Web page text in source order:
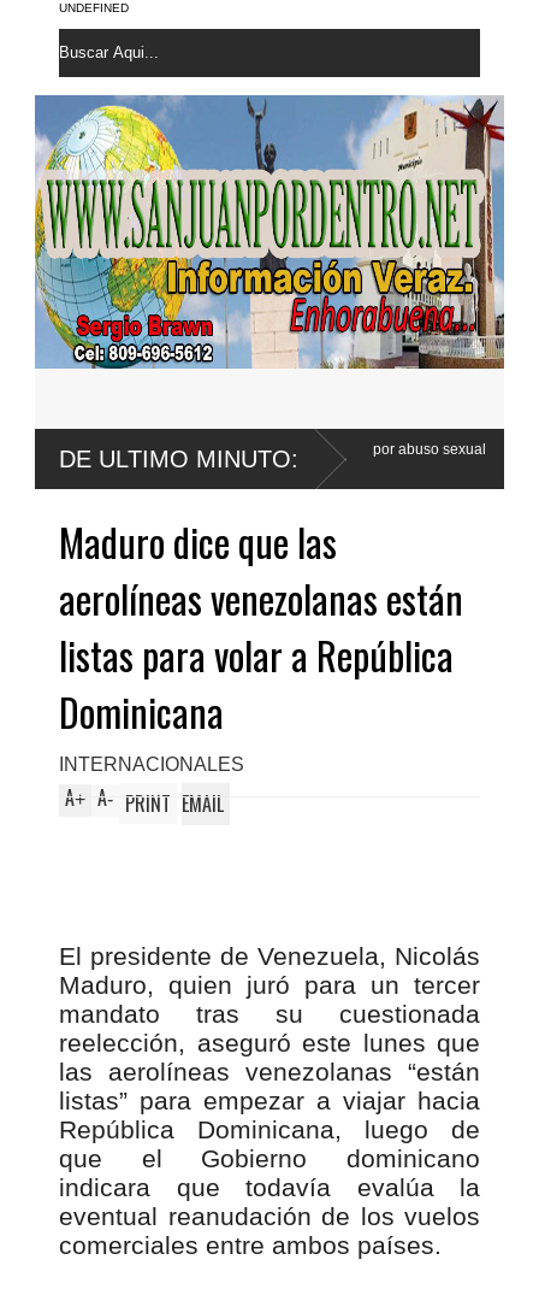
UNDEFINED
DE ULTIMO MINUTO:
Wander Franco apela sentencia por abuso sexual
Poder Ejecutivo
Maduro dice que las
aerolíneas venezolanas están
listas para volar a República
Dominicana
INTERNACIONALES
A+ A- PRINT EMAIL
El presidente de Venezuela, Nicolás
Maduro, quien juró para un tercer
mandato tras su cuestionada
reelección, aseguró este lunes que
las aerolíneas venezolanas “están
listas” para empezar a viajar hacia
República Dominicana, luego de
que el Gobierno dominicano
indicara que todavía evalúa la
eventual reanudación de los vuelos
comerciales entre ambos países.